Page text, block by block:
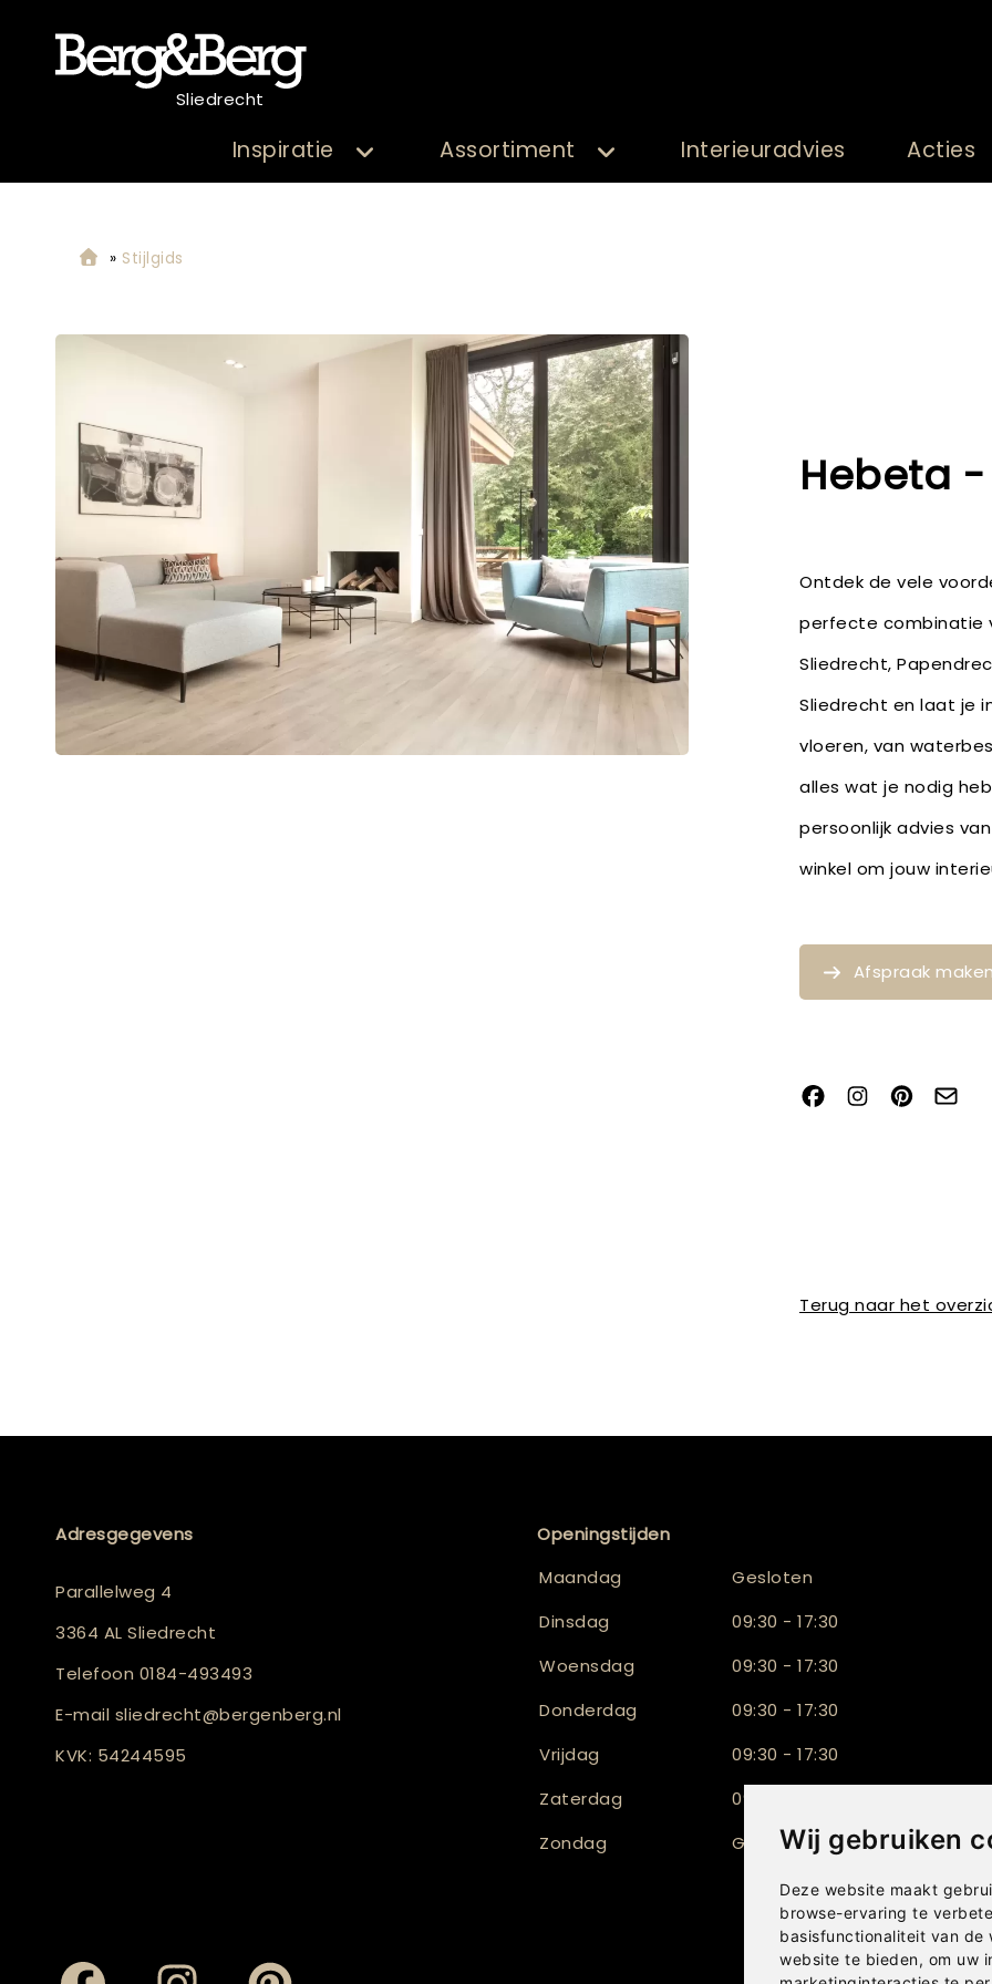
Wij gebruiken
Deze website maakt
browse-ervaring te
basisfunctionaliteit van de
website te bieden, om uw
Sliedrecht
Inspiratie Assortiment Interieuradvies Acties
» Stijlgids
Hebeta
Ontdek de vele
perfecte combinatie
Sliedrecht,
Sliedrecht en laat je
vloeren, van
alles wat je nodig
persoonlijk advies
winkel om jouw
Afspraak
Terug naar het
Adresgegevens
Parallelweg 4
3364 AL Sliedrecht
Telefoon 0184-493493
E-mail sliedrecht@bergenberg.nl
KVK: 54244595
Openingstijden
Maandag
Gesloten
Dinsdag
09:30 - 17:30
Woensdag
09:30 - 17:30
Donderdag
09:30 - 17:30
Vrijdag
09:30 - 17:30
Zaterdag
09:30 - 17:00
Zondag
Gesloten